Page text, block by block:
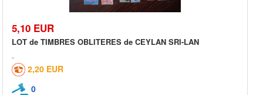
5,10 EUR
LOT de TIMBRES OBLITERES de CEYLAN SRI-LAN
2,20 EUR
0